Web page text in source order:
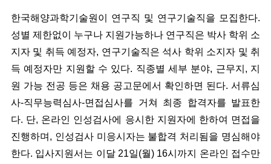
한국해양과학기술원이 연구직 및 연구기술직을 모집한다.
성별 제한없이 누구나 지원가능하나 연구직은 박사 학위 소
지자 및 취득 예정자, 연구기술직은 석사 학위 소지자 및 취
득 예정자만 지원할 수 있다. 직종별 세부 분야, 근무지, 지
원 가능 전공 등은 채용 공고문에서 확인하면 된다. 서류심
사-직무능력심사-면접심사를 거쳐 최종 합격자를 발표한
다. 단, 온라인 인성검사에 응시한 지원자에 한하여 면접을
진행하며, 인성검사 미응시자는 불합격 처리됨을 명심해야
한다. 입사지원서는 이달 21일(월) 16시까지 온라인 접수만